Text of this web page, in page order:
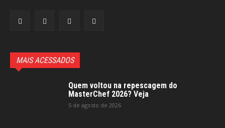
MAIS ACESSADOS
Quem voltou na repescagem do
MasterChef 2026? Veja
5 de agosto de 2026